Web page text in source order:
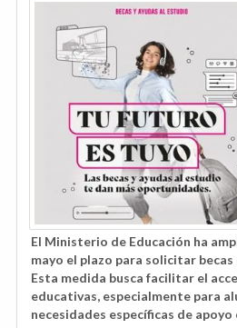
El Ministerio de Educación ha
mayo el plazo para solicitar
Esta medida busca facilitar el
educativas, especialmente para
necesidades específicas de